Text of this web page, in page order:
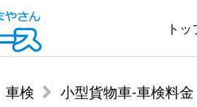
トッ
車検 小型貨物車-車検料金